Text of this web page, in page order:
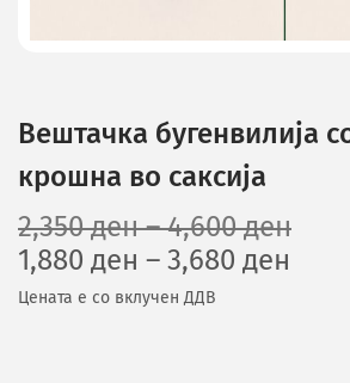
Вештачка бугенвилија
крошна во саксија
2,350ден–4,600ден
1,880 ден – 3,680 ден
Цената е со вклучен ДДВ